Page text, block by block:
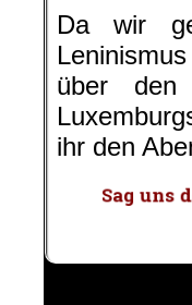
Da wir
über den
ihr den